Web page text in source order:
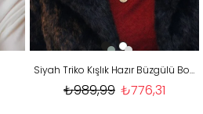
Siyah Triko Kışlık Hazır Büzgülü Bone
₺776,31
₺989,99